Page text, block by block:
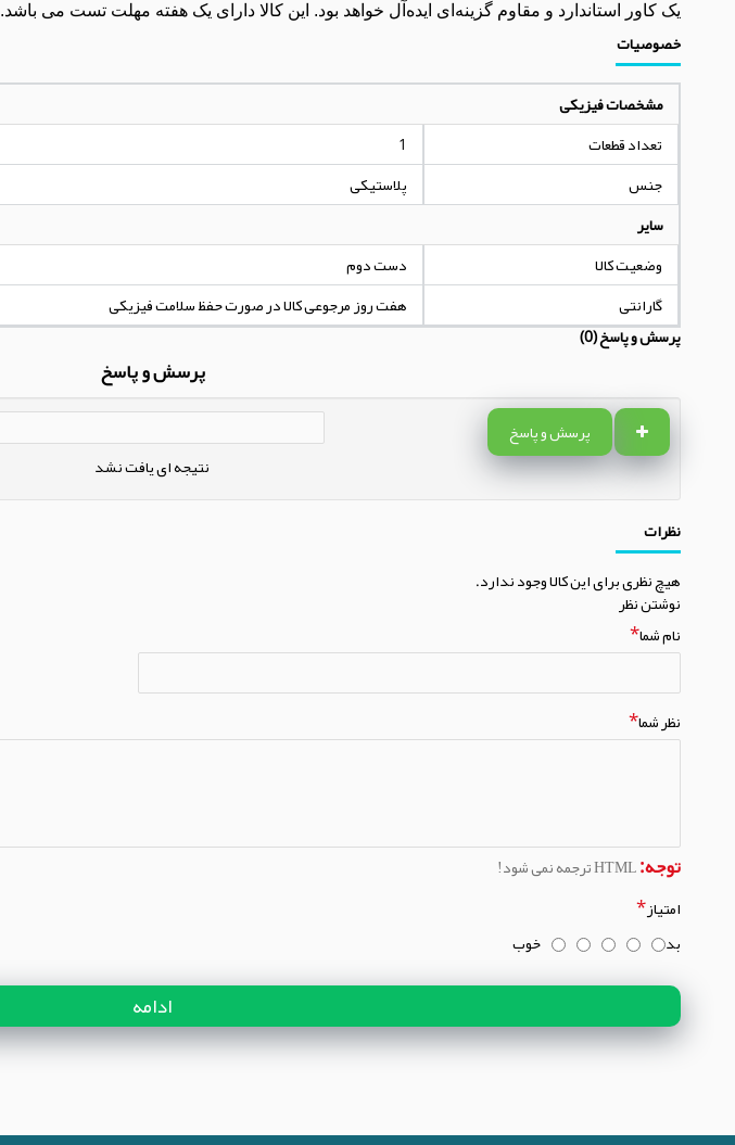
یک کاور استاندارد و مقاوم گزینه‌ای ایده‌آل خواهد بود. این کالا دارای یک هفته مهلت تست می باشد.
خصوصیات
مشخصات فیزیکی
تعداد قطعات
1
جنس
پلاستیکی
سایر
وضعیت کالا
دست دوم
گارانتی
هفت روز مرجوعی کالا در صورت حفظ سلامت فیزیکی
پرسش و پاسخ (0)
پرسش و پاسخ
پرسش و پاسخ
نتیجه ای یافت نشد
نظرات
هیچ نظری برای این کالا وجود ندارد.
نوشتن نظر
نام شما
نظر شما
توجه:
امتیاز
بد
خوب
ادامه